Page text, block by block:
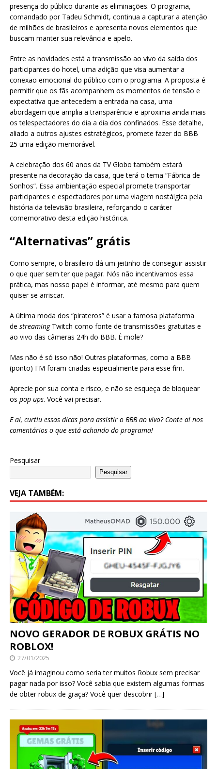
presença do público durante as eliminações. O programa,
comandado por Tadeu Schmidt, continua a capturar a atenção
de milhões de brasileiros e apresenta novos elementos que
buscam manter sua relevância e apelo.
Entre as novidades está a transmissão ao vivo da saída dos
participantes do hotel, uma adição que visa aumentar a
conexão emocional do público com o programa. A proposta é
permitir que os fãs acompanhem os momentos de tensão e
expectativa que antecedem a entrada na casa, uma
abordagem que amplia a transparência e aproxima ainda mais
os telespectadores do dia a dia dos confinados. Esse detalhe,
aliado a outros ajustes estratégicos, promete fazer do BBB
25 uma edição memorável.
A celebração dos 60 anos da TV Globo também estará
presente na decoração da casa, que terá o tema “Fábrica de
Sonhos”. Essa ambientação especial promete transportar
participantes e espectadores por uma viagem nostálgica pela
história da televisão brasileira, reforçando o caráter
comemorativo desta edição histórica.
“Alternativas” grátis
Como sempre, o brasileiro dá um jeitinho de conseguir assistir
o que quer sem ter que pagar. Nós não incentivamos essa
prática, mas nosso papel é informar, até mesmo para quem
quiser se arriscar.
A última moda dos “pirateros” é usar a famosa plataforma
de streamingTwitch como fonte de transmissões gratuitas e
ao vivo das câmeras 24h do BBB. É mole?
Mas não é só isso não! Outras plataformas, como a BBB
(ponto) FM foram criadas especialmente para esse fim.
Aprecie por sua conta e risco, e não se esqueça de bloquear
os pop ups. Você vai precisar.
E aí, curtiu essas dicas para assistir o BBB ao vivo? Conte aí nos
comentários o que está achando do programa!
Pesquisar
Pesquisar
VEJA TAMBÉM:
NOVO GERADOR DE ROBUX GRÁTIS NO
ROBLOX!
27/01/2025
Você já imaginou como seria ter muitos Robux sem precisar
pagar nada por isso? Você sabia que existem algumas formas
de obter robux de graça? Você quer descobrir[…]